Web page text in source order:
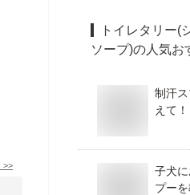
>>
トイレタリー(
ソープ)の人気お
制汗
えて！
子犬
プーを